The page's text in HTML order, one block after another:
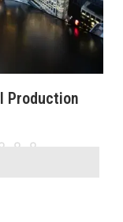
Production